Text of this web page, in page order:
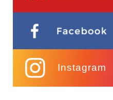
Instagram